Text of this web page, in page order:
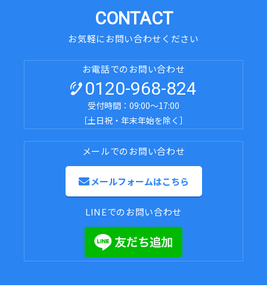
CONTACT
お気軽にお問い合わせください
お電話でのお問い合わせ
0120-968-824
受付時間：09:00～17:00
［土日祝・年末年始を除く］
メールでのお問い合わせ
メールフォームはこちら
LINEでのお問い合わせ